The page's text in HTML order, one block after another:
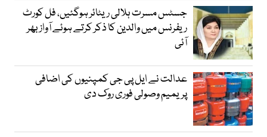
جسٹس مسرت ہلالی ریٹائر ہوگئیں، فل کورٹ
ریفرنس میں والدین کا ذکر کرتے ہوئے آواز بھر
آئی
عدالت نے ایل پی جی کمپنیوں کی اضافی
پریمیم وصولی فوری روک دی